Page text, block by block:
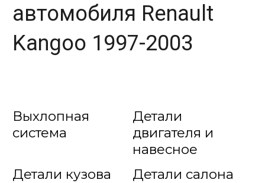
автомобиля Renault
Kangoo 1997-2003
Выхлопная
система
Детали
двигателя и
навесное
Детали кузова
Детали салона